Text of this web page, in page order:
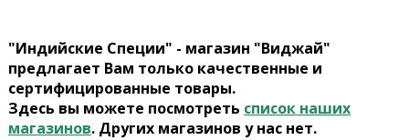
"Индийские Специи" - магазин "Виджай"
предлагает Вам только качественные и
сертифицированные товары.
Здесь вы можете посмотреть список наших
магазинов. Других магазинов у нас нет.